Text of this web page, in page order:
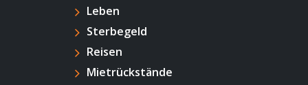
Leben
Sterbegeld
Reisen
Mietrückstände